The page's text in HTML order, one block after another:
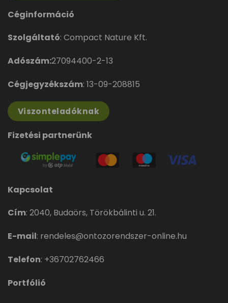
Céginformáció
Szolgáltató: Compact Nature Kft.
Adószám:27094400-2-13
Cégjegyzékszám: 13-09-208815
Viszonteladóknak
Fizetési partnerünk
Kapcsolat
Cím: 2040, Budaörs, Törökbálinti u. 21.
E-mail: rendeles@ontozorendszer-online.hu
Telefon: +36702762466
Portfólió